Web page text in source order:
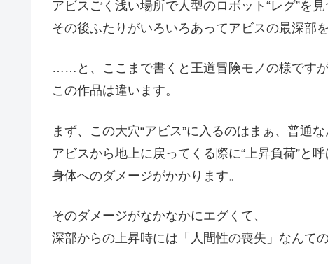
アビスごく浅い場所で人型のロボット“レグ”を見
その後ふたりがいろいろあってアビスの最深部
……と、ここまで書くと王道冒険モノの様ですが
この作品は違います。
まず、この大穴“アビス”に入るのはまぁ、普通な
アビスから地上に戻ってくる際に“上昇負荷”と呼
身体へのダメージがかかります。
そのダメージがなかなかにエグくて、
深部からの上昇時には「人間性の喪失」なんて